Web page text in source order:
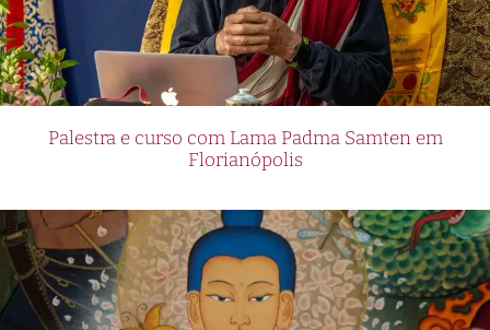
Palestra e curso com Lama Padma Samten em
Florianópolis